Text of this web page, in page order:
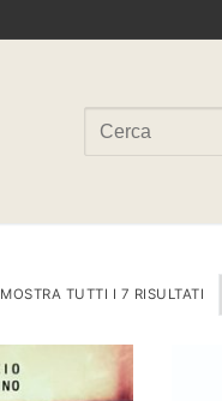
Cerca:
MOSTRA TUTTI I 7 RISULTATI